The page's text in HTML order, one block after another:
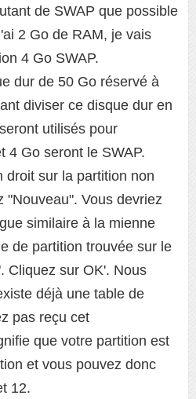
de SWAP que possible
2 Go de RAM, je vais
4 Go SWAP.
dur de 50 Go réservé à
diviser ce disque dur en
utilisés pour
4 Go seront le SWAP.
droit sur la partition non
"Nouveau". Vous devriez
similaire à la mienne
de partition trouvée sur le
Cliquez sur OK'. Nous
déjà une table de
pas reçu cet
que votre partition est
et vous pouvez donc
12.